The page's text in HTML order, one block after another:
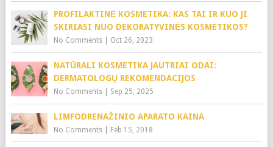
PROFILAKTINĖ KOSMETIKA: KAS TAI IR KUO JI
SKIRIASI NUO DEKORATYVINĖS KOSMETIKOS?
No Comments| Oct 26, 2023
NATŪRALI KOSMETIKA JAUTRIAI ODAI:
DERMATOLOGŲ REKOMENDACIJOS
No Comments| Sep 25, 2025
LIMFODRENAŽINIO APARATO KAINA
No Comments| Feb 15, 2018